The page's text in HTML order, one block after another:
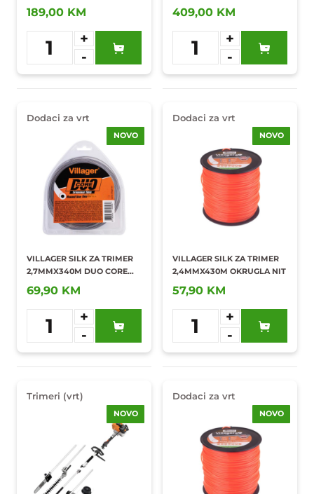
1005
189,00 KM
1
+
-
Dodaj u
omiljene
0,65KW/22,5CC VHPT 27 E
409,00 KM
1
+
-
Dodaj u
omiljene
Dodaci za vrt
NOVO
VILLAGER SILK ZA TRIMER
2,7MMX340M DUO CORE
OKRUGLA NIT
69,90 KM
1
+
-
Dodaj u
omiljene
Dodaci za vrt
NOVO
VILLAGER SILK ZA TRIMER
2,4MMX430M OKRUGLA NIT
57,90 KM
1
+
-
Dodaj u
omiljene
Trimeri (vrt)
NOVO
Dodaci za vrt
NOVO